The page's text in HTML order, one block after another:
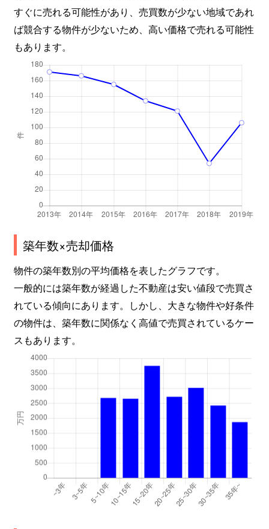
すぐに売れる可能性があり、売買数が少ない地域であれ
ば競合する物件が少ないため、高い価格で売れる可能性
もあります。
築年数×売却価格
物件の築年数別の平均価格を表したグラフです。
一般的には築年数が経過した不動産は安い値段で売買さ
れている傾向にあります。しかし、大きな物件や好条件
の物件は、築年数に関係なく高値で売買されているケー
スもあります。